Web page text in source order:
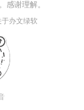
感谢理解。
于办文绿软